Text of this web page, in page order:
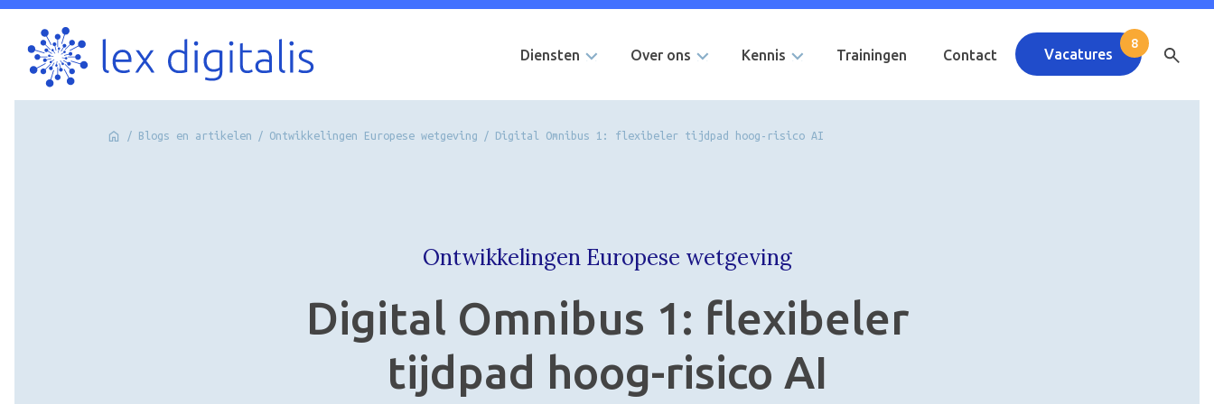
Diensten Over ons Kennis Trainingen Contact Vacatures
/ Blogs en artikelen / Ontwikkelingen Europese wetgeving / Digital Omnibus 1: flexibeler tijdpad hoog-risico AI
Ontwikkelingen Europese wetgeving
Digital Omnibus 1: flexibeler
tijdpad hoog-risico AI